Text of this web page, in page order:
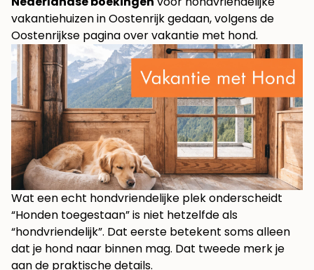
vakantiehuizen in Oostenrijk gedaan, volgensde
Oostenrijkse pagina over vakantie met hond.
Wat een echt hondvriendelijke plek onderscheidt
“Honden toegestaan” is niet hetzelfde als
“hondvriendelijk”. Dat eerste betekent soms alleen
dat je hond naar binnen mag. Dat tweede merk je
aan de praktische details.